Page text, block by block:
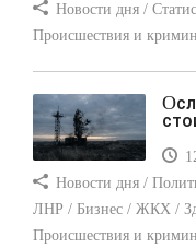
Новости дня /
Происшествия и
Ослепить циклопа: что
Новости дня /
ЛНР / Бизнес / ЖКХ /
Происшествия и